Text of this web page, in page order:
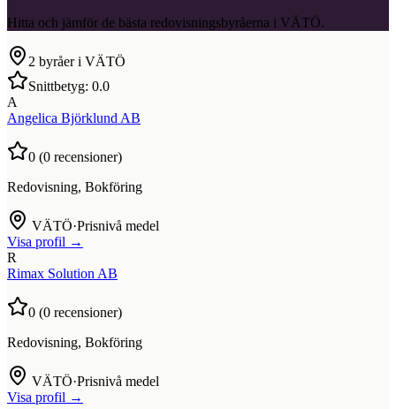
Hitta och jämför de bästa redovisningsbyråerna i VÄTÖ.
2 byråer i VÄTÖ
Snittbetyg: 0.0
A
Angelica Björklund AB
0 (0 recensioner)
Redovisning, Bokföring
VÄTÖ·Prisnivå medel
Visa profil →
R
Rimax Solution AB
0 (0 recensioner)
Redovisning, Bokföring
VÄTÖ·Prisnivå medel
Visa profil →